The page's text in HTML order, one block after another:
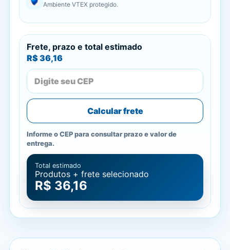
Ambiente VTEX protegido.
Frete, prazo e total estimado
R$ 36,16
Calcular frete
Informe o CEP para consultar prazo e valor de
entrega.
Total estimado
Produtos + frete selecionado
R$ 36,16